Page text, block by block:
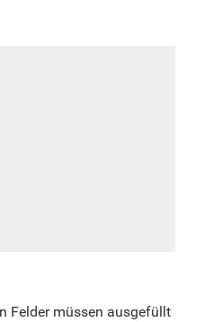
Felder müssen ausgefüllt